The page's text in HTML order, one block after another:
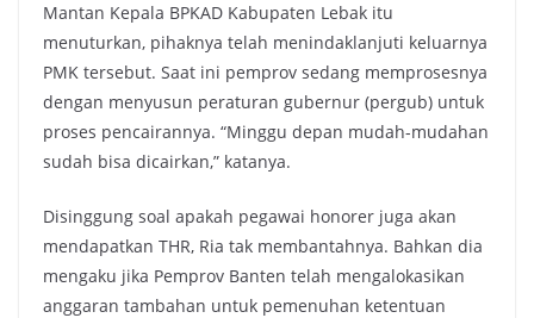
Mantan Kepala BPKAD Kabupaten Lebak itu
menuturkan, pihaknya telah menindaklanjuti keluarnya
PMK tersebut. Saat ini pemprov sedang memprosesnya
dengan menyusun peraturan gubernur (pergub) untuk
proses pencairannya. “Minggu depan mudah-mudahan
sudah bisa dicairkan,” katanya.
Disinggung soal apakah pegawai honorer juga akan
mendapatkan THR, Ria tak membantahnya. Bahkan dia
mengaku jika Pemprov Banten telah mengalokasikan
anggaran tambahan untuk pemenuhan ketentuan